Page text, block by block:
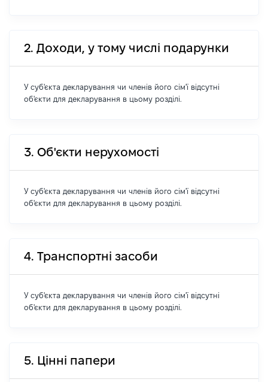
2. Доходи, у тому числі подарунки
У суб'єкта декларування чи членів його сім'ї відсутні
об'єкти для декларування в цьому розділі.
3. Об'єкти нерухомості
У суб'єкта декларування чи членів його сім'ї відсутні
об'єкти для декларування в цьому розділі.
4. Транспортні засоби
У суб'єкта декларування чи членів його сім'ї відсутні
об'єкти для декларування в цьому розділі.
5. Цінні папери